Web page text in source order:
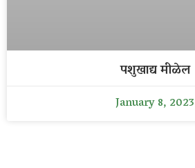
पशुखाद्य मीळेल
January 8, 2023